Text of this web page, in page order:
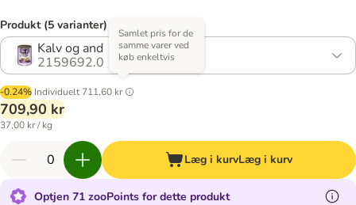
Produkt (5 varianter)
Kalv og and
2159692.0
-0.24% Individuelt 711,60 kr
Samlet pris for de
samme varer ved
køb enkeltvis
709,90 kr
37,00 kr / kg
Læg i kurvLæg i kurv
Optjen 71 zooPoints for dette produkt